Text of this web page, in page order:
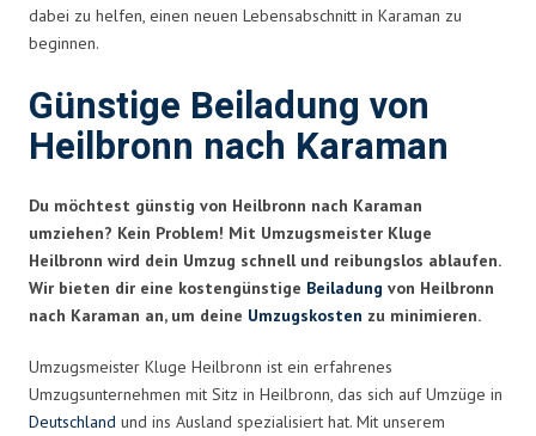
dabei zu helfen, einen neuen Lebensabschnitt in Karaman zu
beginnen.
Günstige Beiladung von
Heilbronn nach Karaman
Du möchtest günstig von Heilbronn nach Karaman
umziehen? Kein Problem! Mit Umzugsmeister Kluge
Heilbronn wird dein Umzug schnell und reibungslos ablaufen.
Wir bieten dir eine kostengünstige Beiladung von Heilbronn
nach Karaman an, um deine Umzugskosten zu minimieren.
Umzugsmeister Kluge Heilbronn ist ein erfahrenes
Umzugsunternehmen mit Sitz in Heilbronn, das sich auf Umzüge in
Deutschland und ins Ausland spezialisiert hat. Mit unserem